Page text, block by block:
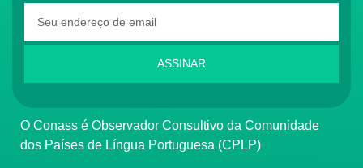
ASSINAR
O Conass é Observador Consultivo da Comunidade
dos Países de Língua Portuguesa (CPLP)